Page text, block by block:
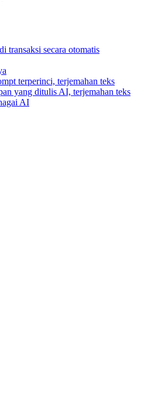
transaksi secara otomatis
terperinci, terjemahan teks
yang ditulis AI, terjemahan teks
AI